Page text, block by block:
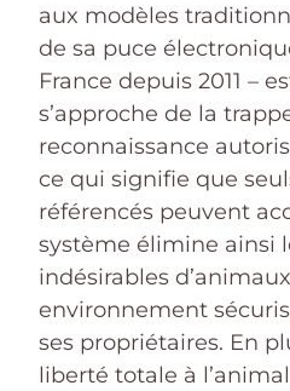
aux modèles
de sa puce
France depuis 2011 –
s’approche de la
reconnaissance
ce qui signifie que
référencés peuvent
système élimine ainsi
indésirables
environnement
ses propriétaires. En
liberté totale à